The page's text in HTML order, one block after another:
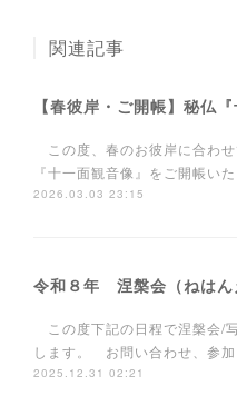
関連記事
この度、春のお彼岸に合わ
『十一面観音像』をご開帳い
2026.03.03 23:15
この度下記の日程で涅槃会/
します。 お問い合わせ、参加
2025.12.31 02:21